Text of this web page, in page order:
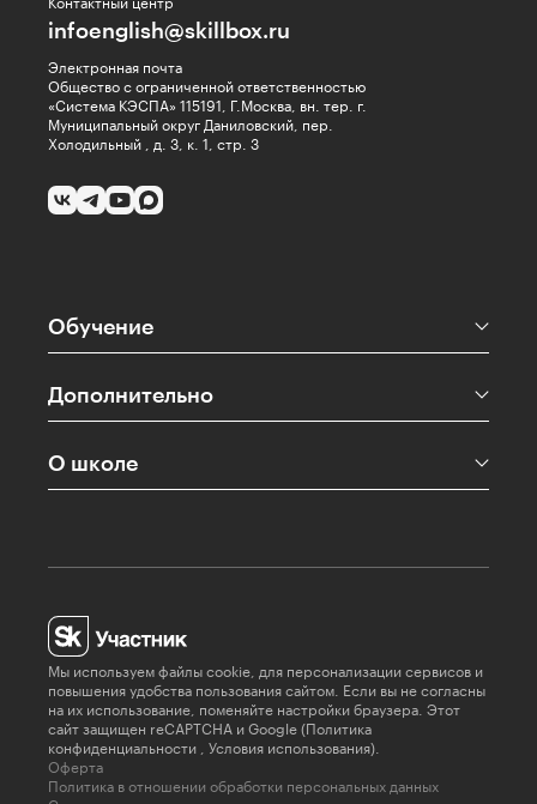
infoenglish@skillbox.ru
Электронная почта
Общество с ограниченной ответственностью
«Система КЭСПА» 115191, Г.Москва, вн. тер. г.
Муниципальный округ Даниловский, пер.
Холодильный , д. 3, к. 1, стр. 3
Обучение
Дополнительно
О школе
Мы используем файлы cookie, для персонализации сервисов и
повышения удобства пользования сайтом. Если вы не согласны
на их использование, поменяйте настройки браузера. Этот
сайт защищен reCAPTCHA и Google (Политика
конфиденциальности Условия использования).
Оферта
Политика в отношении обработки персональных данных